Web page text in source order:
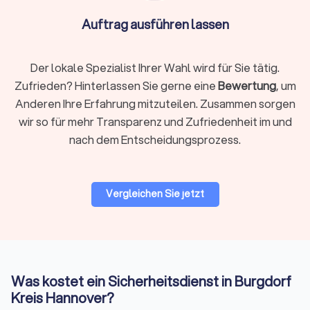
Personenschutz:Diskrete Begleitung gefährdeter
abgestimmte Bewegungsprofile.
Empfangs- und Pförtnerdienste:Zutrittskontrolle,
Besucherlenkung und Ausweiserstellung.
Professionelles Auftreten am Frontdesk reduziert
Wartezeiten und Zwischenfälle.
Alarmaufschaltung:Überwachung mit definierter
2. Angebote über Trustlocal einholen:Mit einer Anfrage
erreichen Sie mehrere geprüfte Anbieter in Burgdorf Kreis
Auftrag ausführen lassen
Der lokale Spezialist Ihrer Wahl wird für Sie tätig.
Zufrieden? Hinterlassen Sie gerne eineBewertung, um
Anderen Ihre Erfahrung mitzuteilen. Zusammen sorgen
wir so für mehr Transparenz und Zufriedenheit im und
nach dem Entscheidungsprozess.
Vergleichen Sie jetzt
Was kostet ein Sicherheitsdienst in Burgdorf
Kreis Hannover?